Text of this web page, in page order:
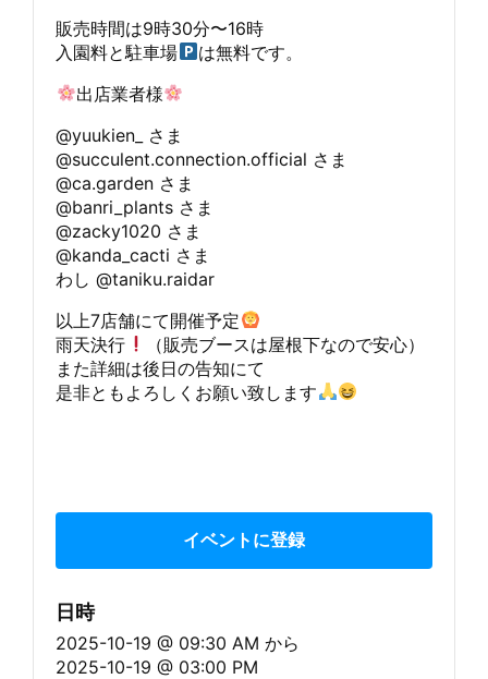
販売時間は9時30分〜16時
入園料と駐車場
は無料です。
出店業者様
@yuukien_ さま
@succulent.connection.official さま
@ca.garden さま
@banri_plants さま
@zacky1020 さま
@kanda_cacti さま
わし @taniku.raidar
以上7店舗にて開催予定
雨天決行
（販売ブースは屋根下なので安心）
また詳細は後日の告知にて
是非ともよろしくお願い致します
イベントに登録
日時
2025-10-19 @ 09:30 AMから
2025-10-19 @ 03:00 PM